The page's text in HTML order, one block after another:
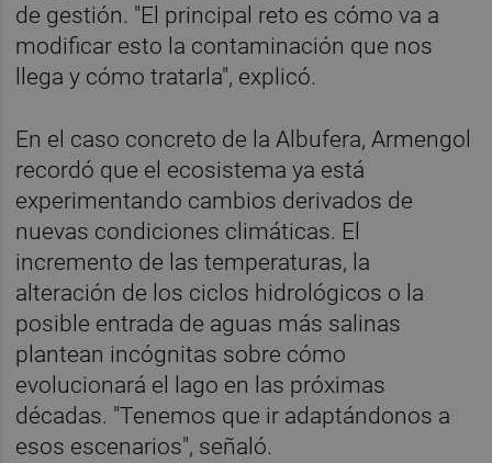
de gestión. "El principal reto es cómo va a
modificar esto la contaminación que nos
llega y cómo tratarla", explicó.
En el caso concreto de la Albufera, Armengol
recordó que el ecosistema ya está
experimentando cambios derivados de
nuevas condiciones climáticas. El
incremento de las temperaturas, la
alteración de los ciclos hidrológicos o la
posible entrada de aguas más salinas
plantean incógnitas sobre cómo
evolucionará el lago en las próximas
décadas. "Tenemos que ir adaptándonos a
esos escenarios", señaló.